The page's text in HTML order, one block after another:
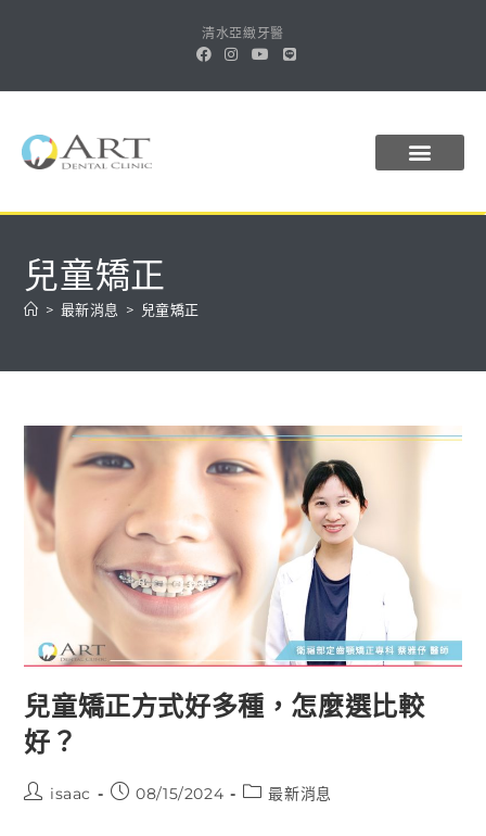
清水亞緻牙醫
兒童矯正
> 最新消息 > 兒童矯正
兒童矯正方式好多種，怎麼選比較
好？
isaac 08/15/2024 最新消息